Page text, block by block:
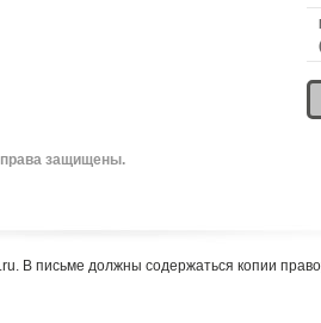
защищены.
В письме должны содержаться копии